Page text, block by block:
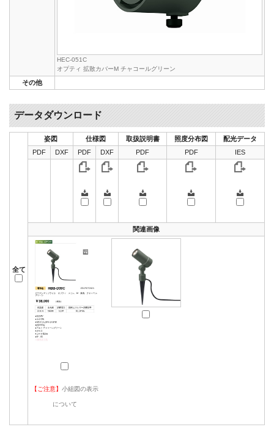
HEC-051C
オプティ 拡散カバーM チャコールグリーン
その他
データダウンロード
全て
姿図 仕様図 取扱説明書 照度分布図
配光データ
PDF
DXF PDF DXF PDF PDF IES
関連画像
【ご注意】 小組図の表示
について